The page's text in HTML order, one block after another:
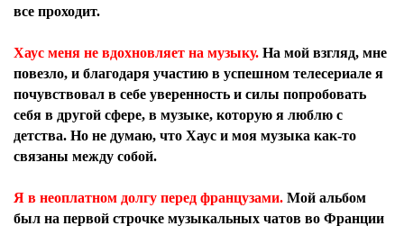
все проходит.
Хаус меня не вдохновляет на музыку. На мой взгляд, мне
повезло, и благодаря участию в успешном телесериале я
почувствовал в себе уверенность и силы попробовать
себя в другой сфере, в музыке, которую я люблю с
детства. Но не думаю, что Хаус и моя музыка как-то
связаны между собой.
Я в неоплатном долгу перед французами. Мой альбом
был на первой строчке музыкальных чатов во Франции